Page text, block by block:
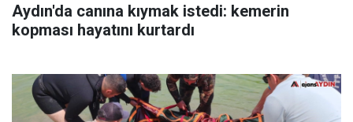
Aydın'da canına kıymak istedi: kemerin
kopması hayatını kurtardı